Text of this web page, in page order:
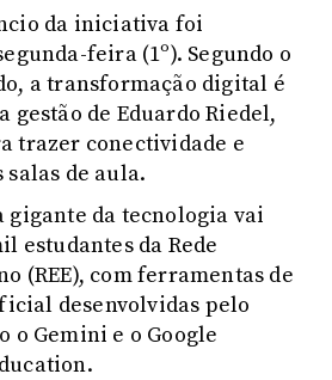
da iniciativa foi
feira (1º). Segundo o
a transformação digital é
gestão de Eduardo Riedel,
trazer conectividade e
salas de aula.
gigante da tecnologia vai
estudantes da Rede
(REE), com ferramentas de
desenvolvidas pelo
o Gemini e o Google